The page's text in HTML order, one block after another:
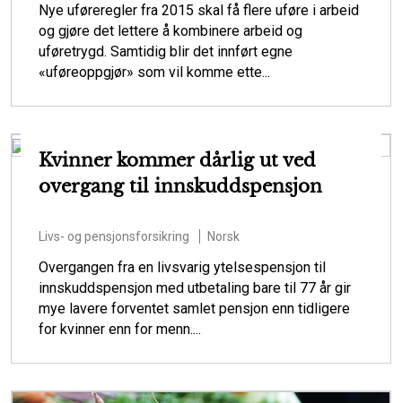
Nye uføreregler fra 2015 skal få flere uføre i arbeid
og gjøre det lettere å kombinere arbeid og
uføretrygd. Samtidig blir det innført egne
«uføreoppgjør» som vil komme ette...
Kvinner kommer dårlig ut ved
overgang til innskuddspensjon
Livs- og pensjonsforsikring Norsk
Overgangen fra en livsvarig ytelsespensjon til
innskuddspensjon med utbetaling bare til 77 år gir
mye lavere forventet samlet pensjon enn tidligere
for kvinner enn for menn....